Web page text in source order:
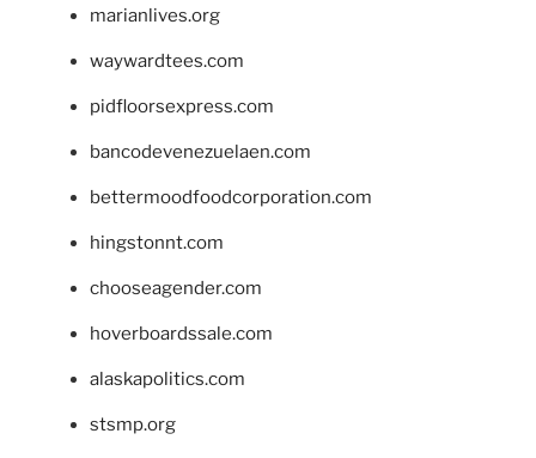
marianlives.org
waywardtees.com
pidfloorsexpress.com
bancodevenezuelaen.com
bettermoodfoodcorporation.com
hingstonnt.com
chooseagender.com
hoverboardssale.com
alaskapolitics.com
stsmp.org